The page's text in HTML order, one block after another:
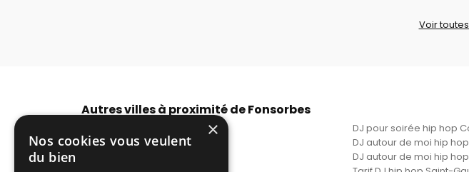
Voir
Autres villes à proximité de Fonsorbes
DJ pour soirée hip hop
DJ animation hip hop Muret
DJ autour de moi hip
DJ autour de moi hip
×
Nos cookies vous veulent
du bien